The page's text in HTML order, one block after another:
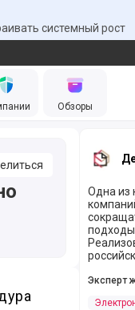
системный рост
Обзоры
Одна из
Эксперт